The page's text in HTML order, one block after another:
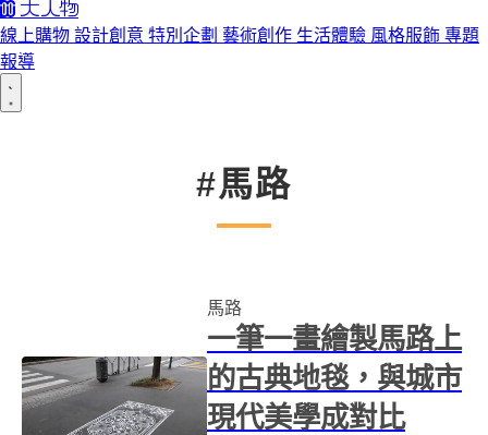
線上購物 設計創意 特別企劃 藝術創作 生活體驗 風格服飾 專題
報導
#馬路
馬路
一筆一畫繪製馬路上
的古典地毯，與城市
現代美學成對比